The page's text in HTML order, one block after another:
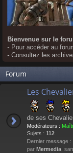
Bienvenue sur le
- Pour accéder au
- Consultez les
Forum
Les
de ses
Modérateurs :
Sujets : 112
Dernier message :
par Mermedia ,